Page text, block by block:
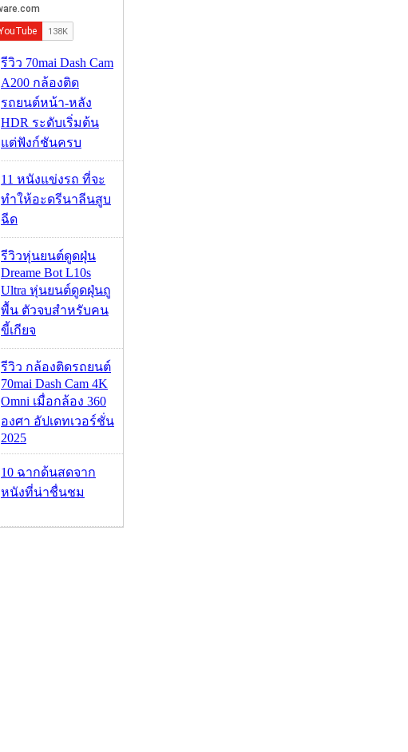
รีวิว 70mai Dash Cam
A200 กล้องติด
รถยนต์หน้า-หลัง
HDR ระดับเริ่มต้น
แต่ฟังก์ชันครบ
11 หนังแข่งรถ ที่จะ
ทำให้อะดรีนาลีนสูบ
ฉีด
รีวิวหุ่นยนต์ดูดฝุ่น
Dreame Bot L10s
Ultra หุ่นยนต์ดูดฝุ่นถู
พื้น ตัวจบสำหรับคน
ขี้เกียจ
รีวิว กล้องติดรถยนต์
70mai Dash Cam 4K
Omni เมื่อกล้อง 360
องศา อัปเดทเวอร์ชั่น
2025
10 ฉากด้นสดจาก
หนังที่น่าชื่นชม